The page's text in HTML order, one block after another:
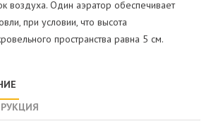
воздуха. Один аэратор обеспечивает
при условии, что высота
пространства равна 5 см.